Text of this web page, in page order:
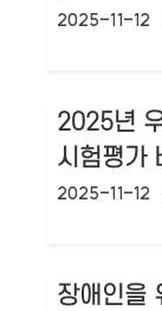
작성일:
2025-11-12
2025년
시험평가
작성일:
2025-11-12
장애인을